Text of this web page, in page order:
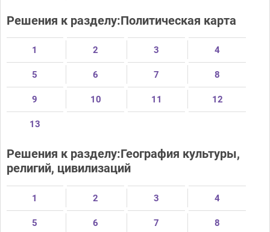
Решения к разделу:Политическая карта
1 2 3 4
5 6 7 8
9 10 11 12
13
Решения к разделу:География культуры,
религий, цивилизаций
1 2 3 4
5 6 7 8